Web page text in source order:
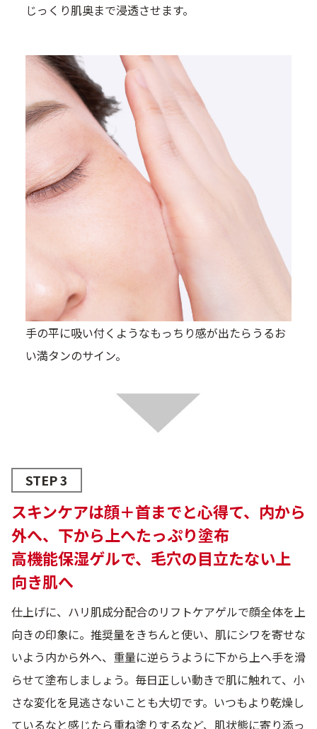
じっくり肌奥まで浸透させます。
手の平に吸い付くようなもっちり感が出たらうるお
い満タンのサイン。
STEP 3
スキンケアは顔＋首までと心得て、内から
外へ、下から上へたっぷり塗布
高機能保湿ゲルで、毛穴の目立たない上
向き肌へ
仕上げに、ハリ肌成分配合のリフトケアゲルで顔全体を上
向きの印象に。推奨量をきちんと使い、肌にシワを寄せな
いよう内から外へ、重量に逆らうように下から上へ手を滑
らせて塗布しましょう。毎日正しい動きで肌に触れて、小
さな変化を見逃さないことも大切です。いつもより乾燥し
ているなと感じたら重ね塗りするなど、肌状態に寄り添っ